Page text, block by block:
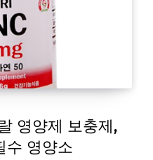
영양제 보충제,
수 영양소